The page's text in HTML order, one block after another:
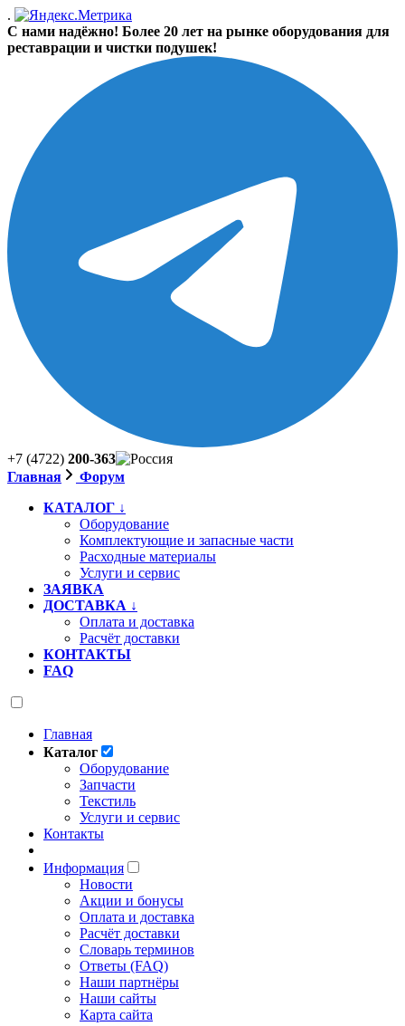
.
С нами надёжно! Более 20 лет на рынке оборудования для
реставрации и чистки подушек!
+7 (4722) 200-363
Главная
Форум
КАТАЛОГ ↓
Оборудование
Комплектующие и запасные части
Расходные материалы
Услуги и сервис
ЗАЯВКА
ДОСТАВКА ↓
Оплата и доставка
Расчёт доставки
КОНТАКТЫ
FAQ
Главная
Каталог
Оборудование
Запчасти
Текстиль
Услуги и сервис
Контакты
Информация
Новости
Акции и бонусы
Оплата и доставка
Расчёт доставки
Словарь терминов
Ответы (FAQ)
Наши партнёры
Наши сайты
Карта сайта